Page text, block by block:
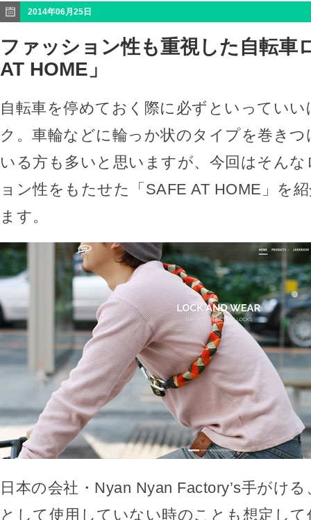
2014年06月25日
ファッション性も重視した自転車
AT HOME」
自転車を停めておく際に必ずといってい
ク。車輪などに輪っか状のタイプを巻き
いる方も多いと思いますが、今回はそん
ョン性をもたせた「SAFE AT HOME」を
ます。
日本の会社・Nyan Nyan Factory’s手がけ
として使用していない時のことも想定し